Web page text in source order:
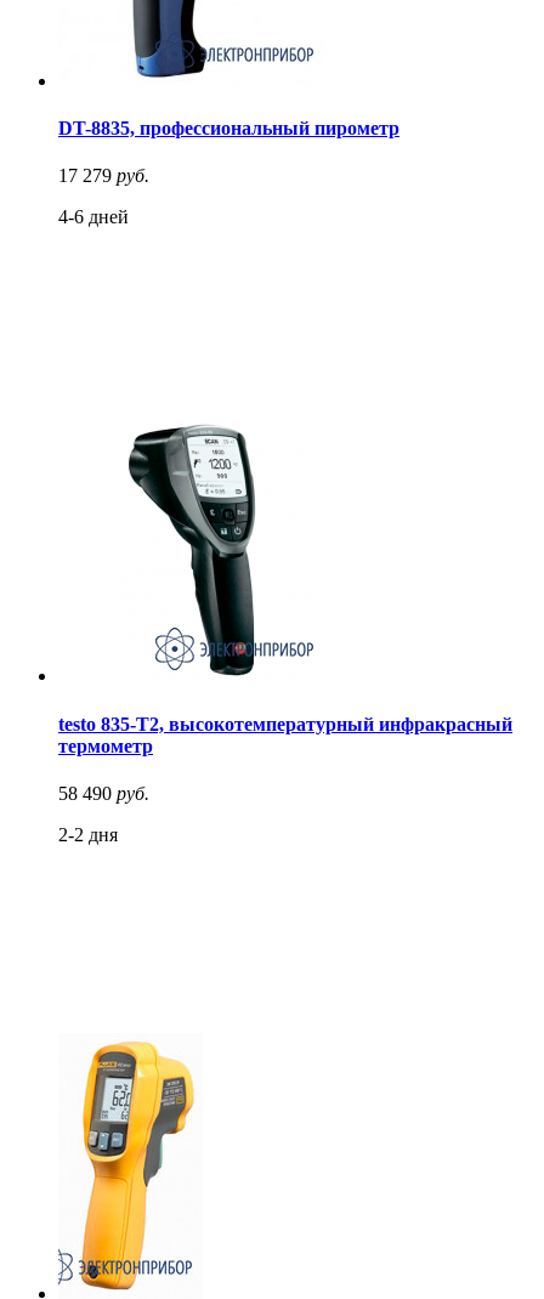
DT-8835, профессиональный пирометр
17 279 руб.
4-6 дней
testo 835-T2, высокотемпературный инфракрасный
термометр
58 490 руб.
2-2 дня